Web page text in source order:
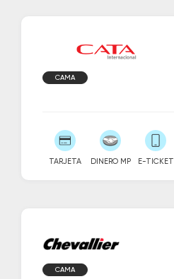
CAMA
TARJETA DINERO MP E-TICKET
CAMA